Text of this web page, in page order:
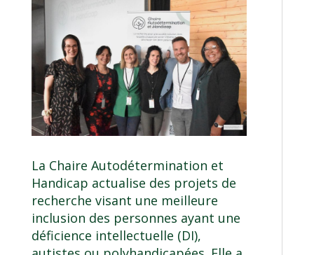
La Chaire Autodétermination et
Handicap actualise des projets de
recherche visant une meilleure
inclusion des personnes ayant une
déficience intellectuelle (DI),